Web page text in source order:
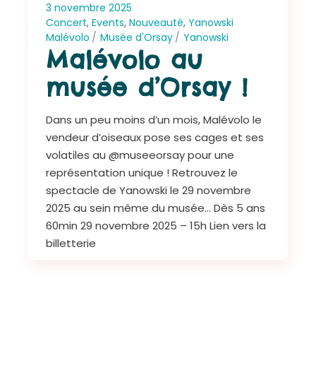
3 novembre 2025
Concert,Events,Nouveauté,Yanowski
Malévolo
Musée d'Orsay Yanowski
Malévolo au
musée d’Orsay !
Dans un peu moins d’un mois, Malévolo le
vendeur d’oiseaux pose ses cages et ses
volatiles au @museeorsay pour une
représentation unique ! Retrouvez le
spectacle de Yanowski le 29 novembre
2025 au sein même du musée… Dès 5 ans
60min 29 novembre 2025 – 15h Lien vers la
billetterie